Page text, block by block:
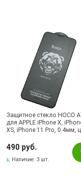
Наличие в магазинах
Альметьевск,
Бавлы,
Бугульма,
Бугульма,
Бугульма,
Бугульма,
Бугульма,
Защитное стекло HOCO
для APPLE iPhone X,
XS, iPhone 11 Pro, 0.4мм,
490 руб.
Наличие: 3 шт.